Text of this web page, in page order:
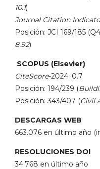
10.1)
Journal Citation
Posición: JCI 169/185
8.92)
SCOPUS (Elsevier)
CiteScore-2024: 0.7
Posición: 194/239 (
Posición: 343/407 (Civil
DESCARGAS WEB
663.076 en último año
RESOLUCIONES DOI
34.768 en último año